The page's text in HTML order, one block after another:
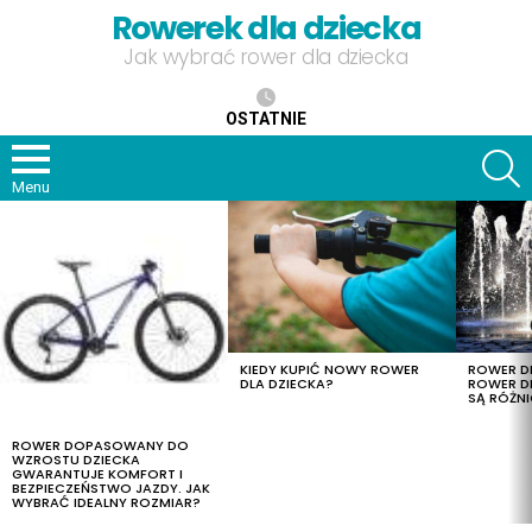
Rowerek dla dziecka
Jak wybrać rower dla dziecka
OSTATNIE
Menu
ROWER DOPASOWANY DO
WZROSTU DZIECKA
GWARANTUJE KOMFORT I
BEZPIECZEŃSTWO JAZDY. JAK
WYBRAĆ IDEALNY ROZMIAR?
KIEDY KUPIĆ NOWY ROWER
DLA DZIECKA?
ROWER
ROWER
SĄ